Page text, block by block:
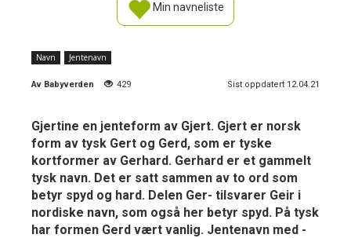
Min navneliste
Navn Jentenavn
Av Babyverden 429 Sist oppdatert 12.04.21
Gjertine en jenteform av Gjert. Gjert er norsk
form av tysk Gert og Gerd, som er tyske
kortformer av Gerhard. Gerhard er et gammelt
tysk navn. Det er satt sammen av to ord som
betyr spyd og hard. Delen Ger- tilsvarer Geir i
nordiske navn, som også her betyr spyd. På tysk
har formen Gerd vært vanlig. Jentenavn med -